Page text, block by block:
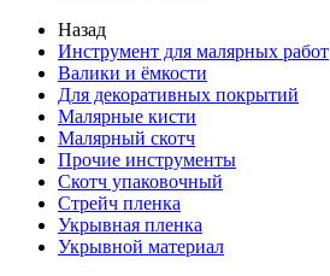
Назад
Инструмент для малярных работ
Валики и ёмкости
Для декоративных покрытий
Малярные кисти
Малярный скотч
Прочие инструменты
Скотч упаковочный
Стрейч пленка
Укрывная пленка
Укрывной материал